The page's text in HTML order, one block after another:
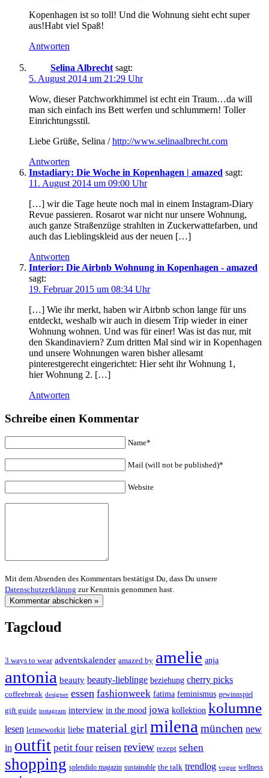
Kopenhagen ist so toll! Und die Wohnung sieht echt super
aus!Habt viel Spaß!
Antworten
Selina Albrecht sagt:
5. August 2014 um 21:29 Uhr
Wow, dieser Patchworkhimmel ist echt ein Traum…da will
man sich einfach ins Bett werfen und schlummern! Toller
Einrichtungsstil.
Liebe Grüße, Selina /http://www.selinaalbrecht.com
Antworten
Instadiary: Die Woche in Kopenhagen | amazed sagt:
11. August 2014 um 09:00 Uhr
[…] wir die Tage heute noch mal in einem Instagram-Diary
Revue passieren. Rosarot war nicht nur unsere Wohnung,
auch ganze Straßenzüge strahlten in Zuckerwattefarben, und
auch das Lieblingskleid aus der neuen […]
Antworten
Interior: Die Airbnb Wohnung in Kopenhagen - amazed
sagt:
19. Februar 2015 um 08:34 Uhr
[…] Wie ihr merkt, haben wir Airbnb schon lange für uns
entdeckt, weshalb wir auch in diesem Trip wieder in einer
Wohnung wohnen. Und was für einer! Was ist das nur, mit
den Skandinaviern? Zum dritten Mal sind wir in Kopenhagen
und unsere Wohnungen waren bisher allesamt
pinterestgerecht eingerichtet: Hier seht ihr Wohnung 1,
hier Wohnung 2. […]
Antworten
Schreibe einen Kommentar
Name*
Mail (will not be published)*
Website
Mit dem Absenden des Kommentars bestätigst Du, dass Du unsere
Datenschutzerklärung zur Kenntnis genommen hast.
Tagcloud
3 ways to wear adventskalender amazed by amelie anja
antonia beauty beauty-lieblinge beziehung cherry picks
coffeebreak designer essen fashionweek fatima feminismus gewinnspiel
gift guide instagram interview in the mood jowa kollektion kolumne
lesen letmeworkit liebe material girl milena münchen new
in outfit petit four reisen review rezept sehen
shopping splendido magazin sustainable the talk trendlog vogue wellness